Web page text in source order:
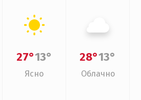
27°13°
Ясно
28°13°
Облачно